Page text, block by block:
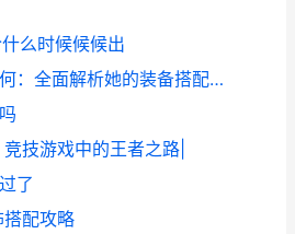
么时候候候出
| 王者荣耀雅典娜带何：全面解析她的装备搭配与玩法
技游戏中的王者之路|
了
配攻略